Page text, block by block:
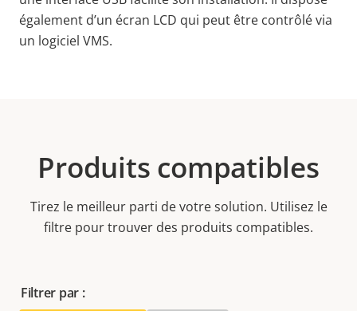
également d’un écran LCD qui peut être contrôlé via
un logiciel VMS.
Produits compatibles
Tirez le meilleur parti de votre solution. Utilisez le
filtre pour trouver des produits compatibles.
Filtrer par :